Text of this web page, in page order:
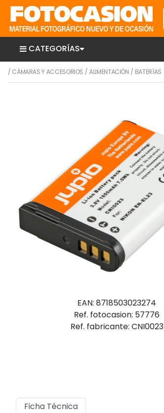
CATEGORÍAS
/ CÁMARAS Y ACCESORIOS /ALIMENTACIÓN / BATERÍAS
EAN: 8718503023274
Ref. fotocasion: 57776
Ref. fabricante: CNI0023
Ficha Técnica